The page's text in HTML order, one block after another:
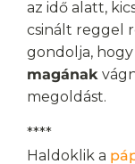
az idő alatt,
csinált reggel
gondolja,
magának
megoldást.
****
Haldoklik a